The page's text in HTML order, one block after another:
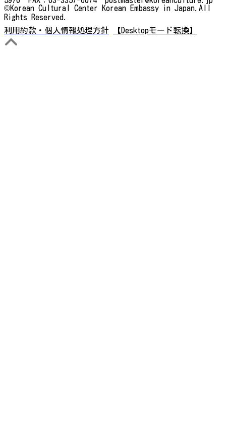
©Korean Cultural Center Korean Embassy in Japan.All
Rights Reserved.
利用約款・個人情報処理方針
【Desktopモード転換】